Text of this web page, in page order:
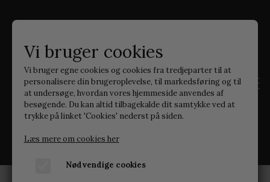
Vi bruger cookies
Vi bruger egne cookies og cookies fra tredjeparter til at
personalisere din brugeroplevelse, til markedsføring og til
at undersøge, hvordan vores hjemmeside anvendes af
besøgende. Du kan altid tilbagekalde dit samtykke ved at
trykke på linket 'Cookies' nederst på siden.
Læs mere om cookies her
Nødvendige cookies